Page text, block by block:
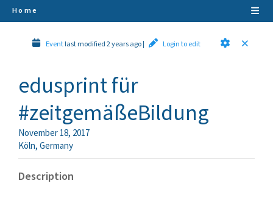
Home
Eventlast modified 2 years ago| Login to edit
edusprint für
#zeitgemäßeBildung
November 18, 2017
Köln,Germany
Description